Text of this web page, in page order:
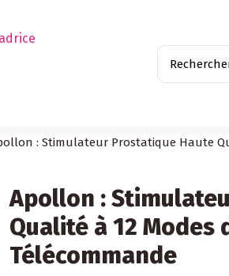
: Stimulateur Prostatique Haute
Apollon :
Qualité à 12 Modes
Télécommande